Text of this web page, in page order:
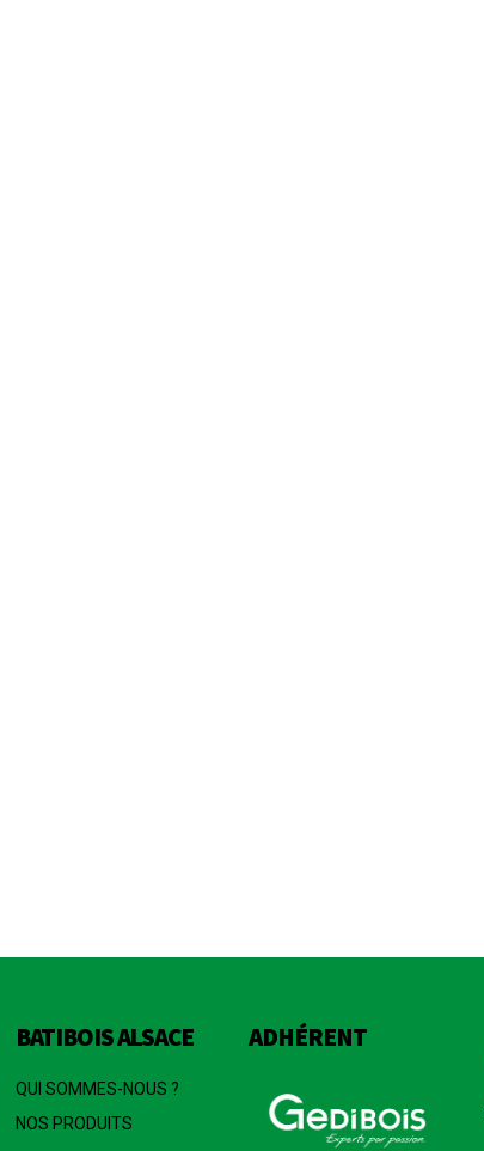
BATIBOIS ALSACE
QUI SOMMES-NOUS ?
NOS PRODUITS
ADHÉRENT